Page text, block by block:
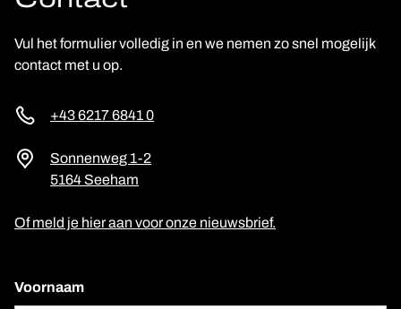
Vul het formulier volledig in en we nemen zo snel mogelijk
contact met u op.
+43 6217 6841 0
Sonnenweg 1-2
5164 Seeham
Of meld je hier aan voor onze nieuwsbrief.
Voornaam